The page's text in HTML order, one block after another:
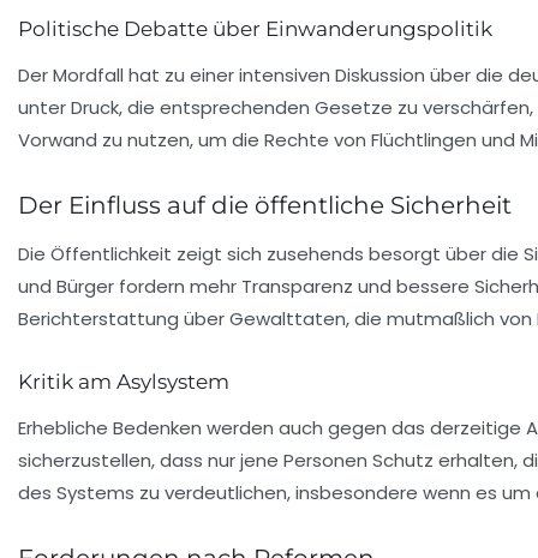
Politische Debatte über Einwanderungspolitik
Der Mordfall hat zu einer intensiven Diskussion über die
unter Druck, die entsprechenden Gesetze zu
Vorwand zu nutzen, um die Rechte von Flüchtlingen und
Der Einfluss auf die öffentliche Sicherheit
Die Öffentlichkeit zeigt sich zusehends besorgt über die
und Bürger fordern mehr Transparenz und bessere
Berichterstattung über Gewalttaten, die mutmaßlich von
Kritik am Asylsystem
Erhebliche Bedenken werden auch gegen das derzeitige
sicherzustellen, dass nur jene Personen Schutz erhalten,
des Systems zu verdeutlichen, insbesondere wenn es